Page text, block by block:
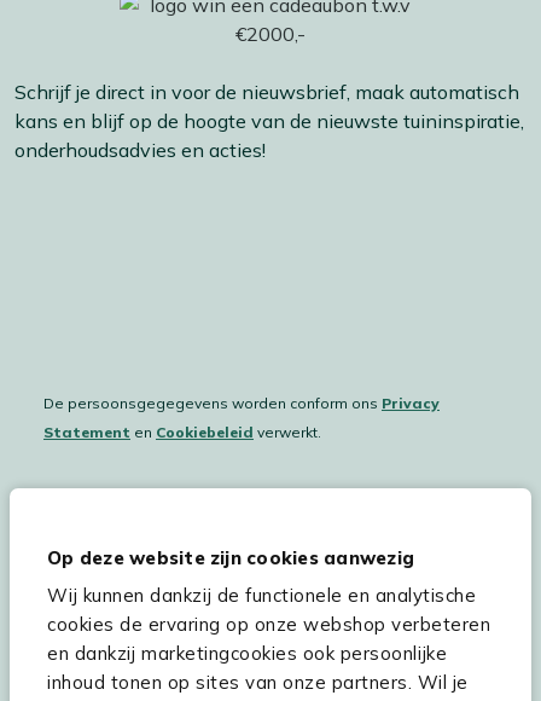
Op deze website zijn cookies aanwezig
Wij kunnen dankzij de functionele en analytische
cookies de ervaring op onze webshop verbeteren
en dankzij marketingcookies ook persoonlijke
inhoud tonen op sites van onze partners. Wil je
Schrijf je direct in voor de nieuwsbrief, maak automatisch
kans en blijf op de hoogte van de nieuwste tuininspiratie,
onderhoudsadvies en acties!
De persoonsgegegevens worden conform ons Privacy
Statement en Cookiebeleid verwerkt.
Hulp & service
Assortiment
Kees Smit Tuinmeubelen
Experience Stores XXL